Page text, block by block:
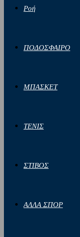
Ροή
ΠΟΔΟΣΦΑΙΡΟ
ΜΠΑΣΚΕΤ
ΤΕΝΙΣ
ΣΤΙΒΟΣ
ΑΛΛΑ ΣΠΟΡ